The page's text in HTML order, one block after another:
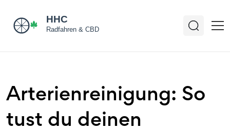
Arterienreinigung: So
tust du deinen